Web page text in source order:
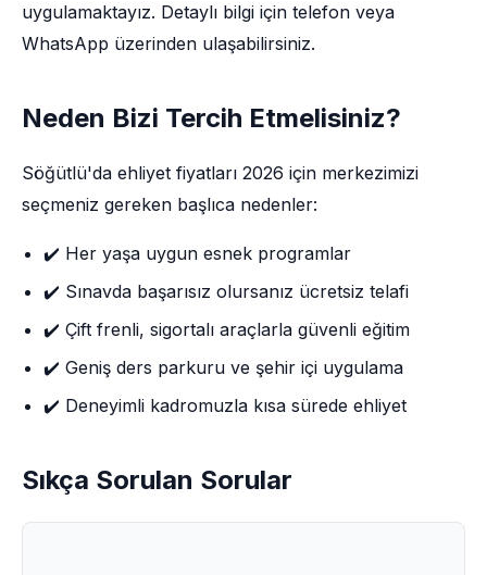
uygulamaktayız. Detaylı bilgi için telefon veya
WhatsApp üzerinden ulaşabilirsiniz.
Neden Bizi Tercih Etmelisiniz?
Söğütlü'da ehliyet fiyatları 2026 için merkezimizi
seçmeniz gereken başlıca nedenler:
✔️ Her yaşa uygun esnek programlar
✔️ Sınavda başarısız olursanız ücretsiz telafi
✔️ Çift frenli, sigortalı araçlarla güvenli eğitim
✔️ Geniş ders parkuru ve şehir içi uygulama
✔️ Deneyimli kadromuzla kısa sürede ehliyet
Sıkça Sorulan Sorular